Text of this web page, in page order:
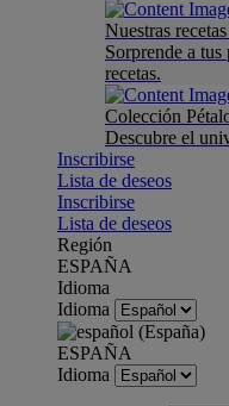
Nuestras
Sorprende a tus
recetas.
Colección
Descubre el
Inscribirse
Lista de deseos
Inscribirse
Lista de deseos
Región
ESPAÑA
Idioma
Idioma
ESPAÑA
Idioma